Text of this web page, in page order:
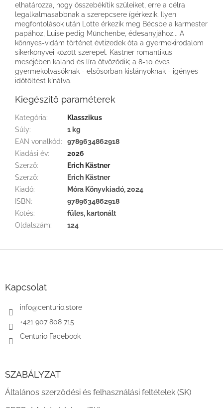
elhatározza, hogy összebékítik szüleiket, erre a célra
legalkalmasabbnak a szerepcsere ígérkezik. Ilyen
megfontolások után Lotte érkezik meg Bécsbe a karmester
papához, Luise pedig Münchenbe, édesanyjához... A
könnyes-vidám történet évtizedek óta a gyermekirodalom
sikerkönyvei között szerepel. Kästner romantikus
meséjében kaland és líra ötvöződik; a 8-10 éves
gyermekolvasóknak - elsősorban kislányoknak - igényes
időtöltést kínálva.
Kiegészítő paraméterek
Kategória:
Klasszikus
Súly:
1 kg
EAN vonalkód:
9789634862918
Kiadási év:
2026
Szerző:
Erich Kästner
Szerző:
Erich Kästner
Kiadó:
Móra Könyvkiadó, 2024
ISBN:
9789634862918
Kötés:
füles, kartonált
Oldalszám: 124
Kapcsolat
info@centurio.store
+421 907 808 715
Centurio Facebook
SZABÁLYZAT
Általános szerződési és felhasználási feltételek (SK)